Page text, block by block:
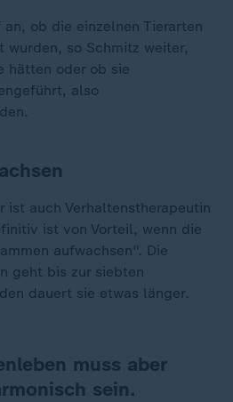
an, ob die einzelnen Tierarten
wurden, so Schmitz weiter,
hätten oder ob sie
also
ist auch Verhaltenstherapeutin
ist von Vorteil, wenn die
aufwachsen". Die
geht bis zur siebten
dauert sie etwas länger.
muss aber
sein.